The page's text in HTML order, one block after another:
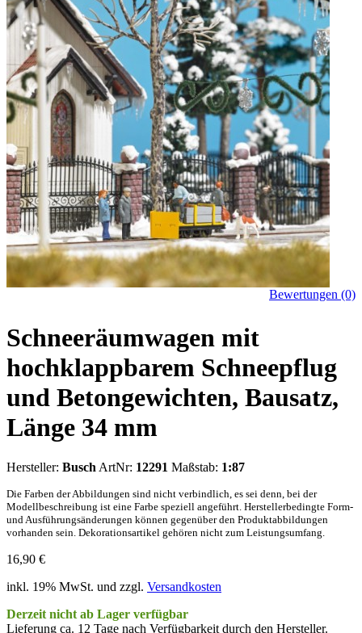
Bewertungen (0)
Schneeräumwagen mit
hochklappbarem Schneepflug
und Betongewichten, Bausatz,
Länge 34 mm
Hersteller: Busch ArtNr: 12291 Maßstab: 1:87
Die Farben der Abbildungen sind nicht verbindlich, es sei denn, bei der
Modellbeschreibung ist eine Farbe speziell angeführt. Herstellerbedingte Form-
und Ausführungsänderungen können gegenüber den Produktabbildungen
vorhanden sein. Dekorationsartikel gehören nicht zum Leistungsumfang.
16,90 €
inkl. 19% MwSt. und zzgl. Versandkosten
Derzeit nicht ab Lager verfügbar
Lieferung ca. 12 Tage nach Verfügbarkeit durch den Hersteller.